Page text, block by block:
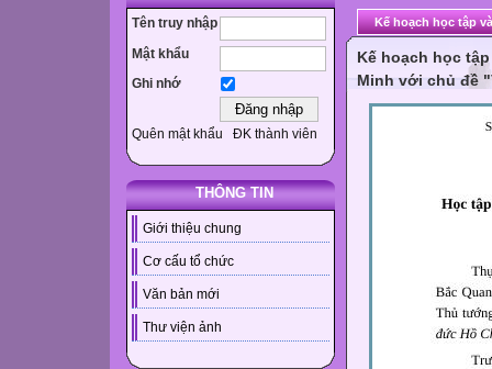
Tên truy nhập
Mật khẩu
Ghi nhớ
Quên mật khẩu ĐK thành viên
THÔNG TIN
Giới thiệu chung
Cơ cấu tổ chức
Văn bản mới
Thư viện ảnh
Kế hoạch học tập
Kế hoạch học
Minh với chủ đề